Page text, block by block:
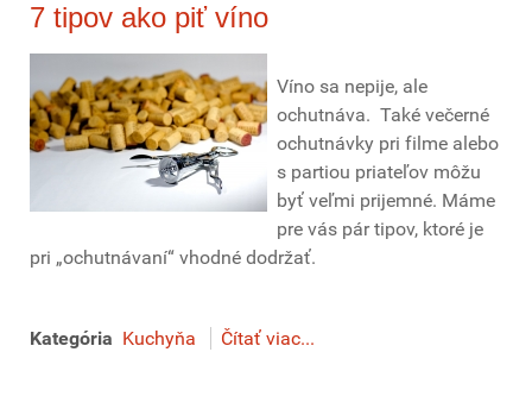
7 tipov ako piť víno
Víno sa nepije, ale
ochutnáva. Také večerné
ochutnávky pri filme alebo
s partiou priateľov môžu
byť veľmi prijemné. Máme
pre vás pár tipov, ktoré je
pri „ochutnávaní“ vhodné dodržať.
Kategória Kuchyňa Čítať viac...